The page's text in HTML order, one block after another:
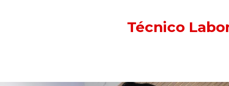
Técnico